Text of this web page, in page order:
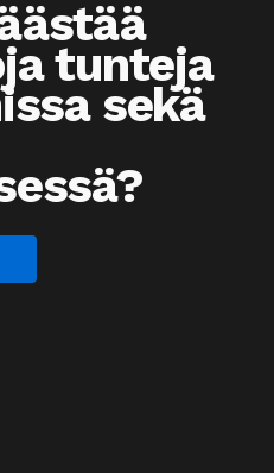
tunteja
sekä